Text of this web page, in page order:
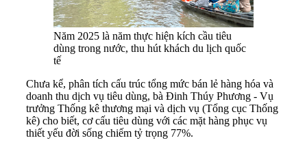
Năm 2025 là năm thực hiện kích cầu tiêu
dùng trong nước, thu hút khách du lịch quốc
tế
Chưa kể, phân tích cấu trúc tổng mức bán lẻ hàng hóa và
doanh thu dịch vụ tiêu dùng, bà Đinh Thúy Phương - Vụ
trưởng Thống kê thương mại và dịch vụ (Tổng cục Thống
kê) cho biết, cơ cấu tiêu dùng với các mặt hàng phục vụ
thiết yếu đời sống chiếm tỷ trọng 77%.